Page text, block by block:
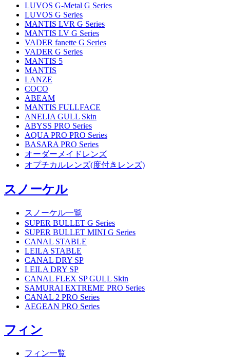
LUVOS G-Metal G Series
LUVOS G Series
MANTIS LVR G Series
MANTIS LV G Series
VADER fanette G Series
VADER G Series
MANTIS 5
MANTIS
LANZE
COCO
ABEAM
MANTIS FULLFACE
ANELIA GULL Skin
ABYSS PRO Series
AQUA PRO PRO Series
BASARA PRO Series
オーダーメイドレンズ
オプチカルレンズ(度付きレンズ)
スノーケル
スノーケル一覧
SUPER BULLET G Series
SUPER BULLET MINI G Series
CANAL STABLE
LEILA STABLE
CANAL DRY SP
LEILA DRY SP
CANAL FLEX SP GULL Skin
SAMURAI EXTREME PRO Series
CANAL 2 PRO Series
AEGEAN PRO Series
フィン
フィン一覧